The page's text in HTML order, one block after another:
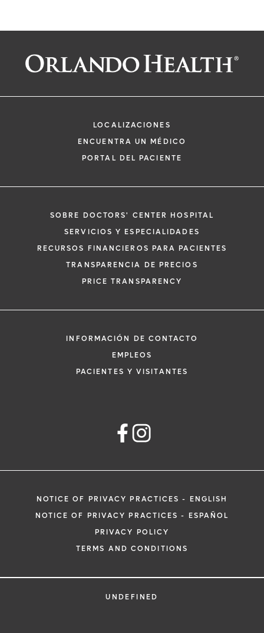
Solicitar una cita con:
Ludemar Y Roman Acosta, MD
Nefrología
*Si tiene una emergencia médica, llame
inmediato.
El siguiente formulario solo crea una
no una cita confirmada. Al completarlo,
representante se pondrá en contacto
información médica por correo
Orlando Health y sus afiliados.
LOCALIZACIONES
ENCUENTRA UN MÉDICO
PORTAL DEL PACIENTE
SOBRE DOCTORS' CENTER HOSPITAL
SERVICIOS Y ESPECIALIDADES
RECURSOS FINANCIEROS PARA PACIENTES
TRANSPARENCIA DE PRECIOS
PRICE TRANSPARENCY
INFORMACIÓN DE CONTACTO
EMPLEOS
PACIENTES Y VISITANTES
NOTICE OF PRIVACY PRACTICES - ENGLISH
NOTICE OF PRIVACY PRACTICES - ESPAÑOL
PRIVACY POLICY
TERMS AND CONDITIONS
UNDEFINED